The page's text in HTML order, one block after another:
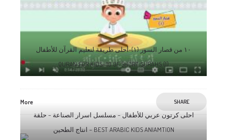
١٠ من قصار السور (١)-أحلى طريقة لتعليم القرآن للأطفال
QURAN FOR KIDS- 10 OF SHORT SURAHS (1)
More SHARE
احلى كرتون عربي للأطفال – مسلسل اسرار الصناعة – حلقة
انتاج الطحين – BEST ARABIC KIDS ANIAMTION